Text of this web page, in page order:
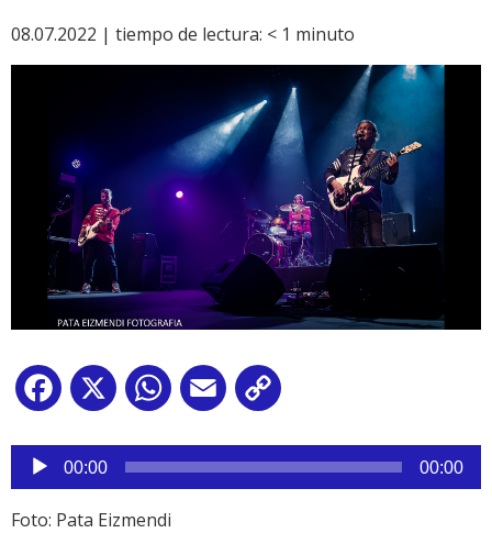
08.07.2022 | tiempo de lectura: < 1 minuto
Facebook
X WhatsApp
Email
Reproductor
audio
00:00 00:00
Foto: Pata Eizmendi